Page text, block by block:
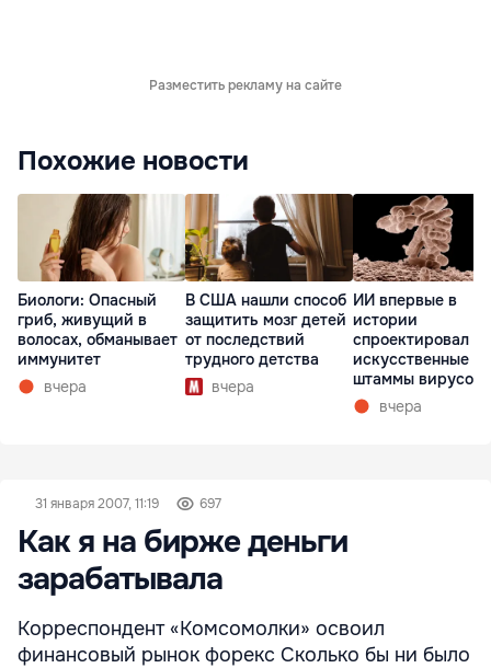
Разместить рекламу на сайте
Похожие новости
Биологи: Опасный
гриб, живущий в
волосах, обманывает
иммунитет
вчера
В США нашли способ
защитить мозг детей
от последствий
трудного детства
вчера
ИИ впервые в
истории
спроектировал
искусственные
штаммы вирусов
нулявчера
31 января 2007, 11:19 697
Как я на бирже деньги
зарабатывала
Корреспондент «Комсомолки» освоил
финансовый рынок форекс Сколько бы ни было